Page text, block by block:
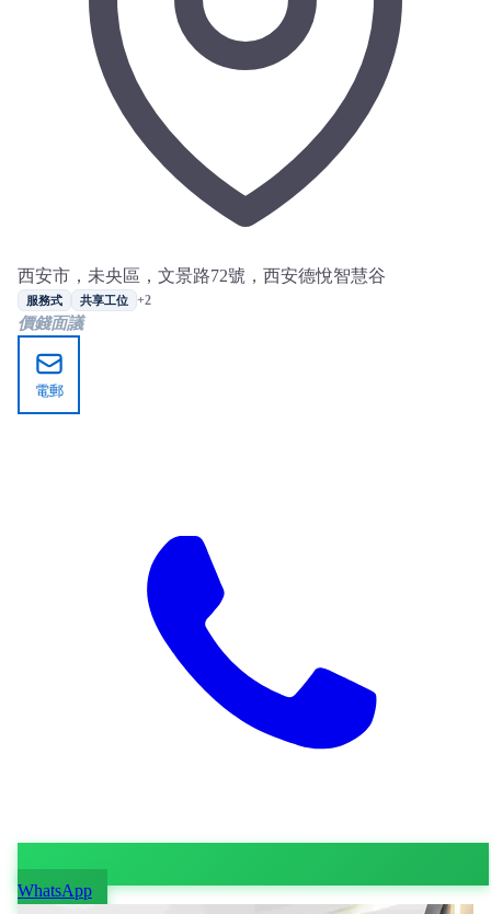
西安市，未央區，文景路72號，西安德悅智慧谷
服務式 共享工位 +2
價錢面議
電郵
WhatsApp